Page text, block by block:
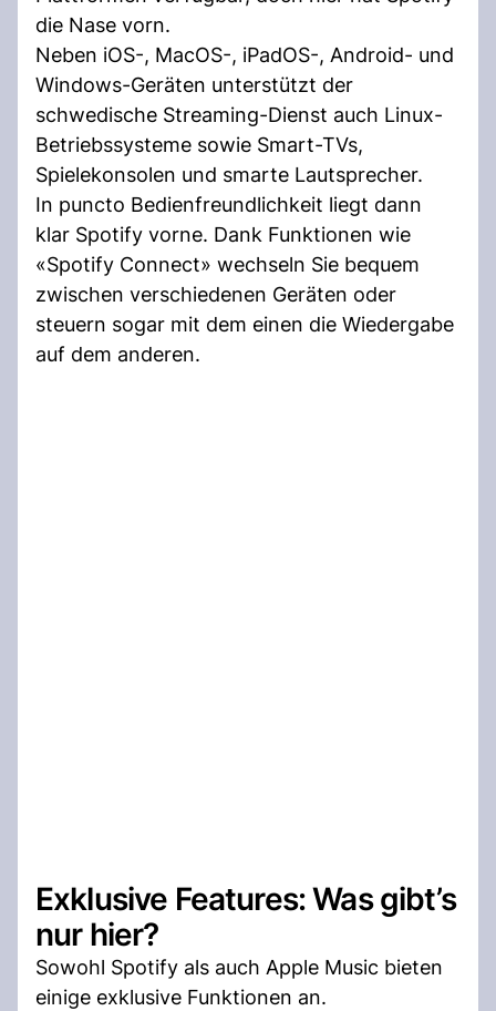
die Nase vorn.
Neben iOS-, MacOS-, iPadOS-, Android- und
Windows-Geräten unterstützt der
schwedische Streaming-Dienst auch Linux-
Betriebssysteme sowie Smart-TVs,
Spielekonsolen und smarte Lautsprecher.
In puncto Bedienfreundlichkeit liegt dann
klar Spotify vorne. Dank Funktionen wie
«Spotify Connect» wechseln Sie bequem
zwischen verschiedenen Geräten oder
steuern sogar mit dem einen die Wiedergabe
auf dem anderen.
Exklusive Features: Was gibt’s
nur hier?
Sowohl Spotify als auch Apple Music bieten
einige exklusive Funktionen an.